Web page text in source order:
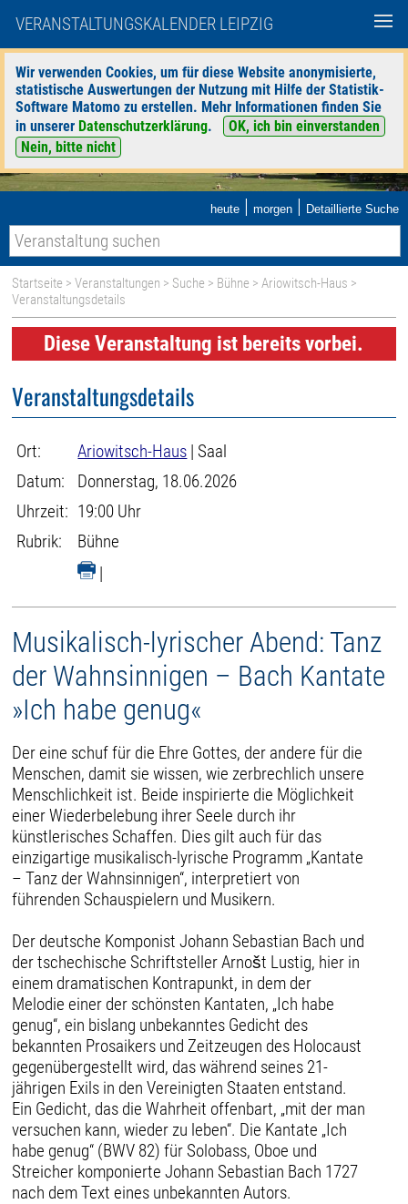
VERANSTALTUNGSKALENDER LEIPZIG
Wir verwenden Cookies, um für diese Website anonymisierte,
statistische Auswertungen der Nutzung mit Hilfe der Statistik-
Software Matomo zu erstellen. Mehr Informationen finden Sie
in unserer Datenschutzerklärung.
OK, ich bin einverstanden
Nein, bitte nicht
heute | morgen | Detaillierte Suche
Startseite >Veranstaltungen > Suche > Bühne >Ariowitsch-Haus >
Veranstaltungsdetails
Diese Veranstaltung ist bereits vorbei.
Veranstaltungsdetails
Ort: Ariowitsch-Haus | Saal
Datum:
Donnerstag, 18.06.2026
Uhrzeit: 19:00 Uhr
Rubrik:
Bühne
|
Musikalisch-lyrischer Abend: Tanz
der Wahnsinnigen – Bach Kantate
»Ich habe genug«
Der eine schuf für die Ehre Gottes, der andere für die
Menschen, damit sie wissen, wie zerbrechlich unsere
Menschlichkeit ist. Beide inspirierte die Möglichkeit
einer Wiederbelebung ihrer Seele durch ihr
künstlerisches Schaffen. Dies gilt auch für das
einzigartige musikalisch-lyrische Programm „Kantate
– Tanz der Wahnsinnigen“, interpretiert von
führenden Schauspielern und Musikern.
Der deutsche Komponist Johann Sebastian Bach und
der tschechische Schriftsteller Arnošt Lustig, hier in
einem dramatischen Kontrapunkt, in dem der
Melodie einer der schönsten Kantaten, „Ich habe
genug“, ein bislang unbekanntes Gedicht des
bekannten Prosaikers und Zeitzeugen des Holocaust
gegenübergestellt wird, das während seines 21-
jährigen Exils in den Vereinigten Staaten entstand.
Ein Gedicht, das die Wahrheit offenbart, „mit der man
versuchen kann, wieder zu leben“. Die Kantate „Ich
habe genug“ (BWV 82) für Solobass, Oboe und
Streicher komponierte Johann Sebastian Bach 1727
nach dem Text eines unbekannten Autors.